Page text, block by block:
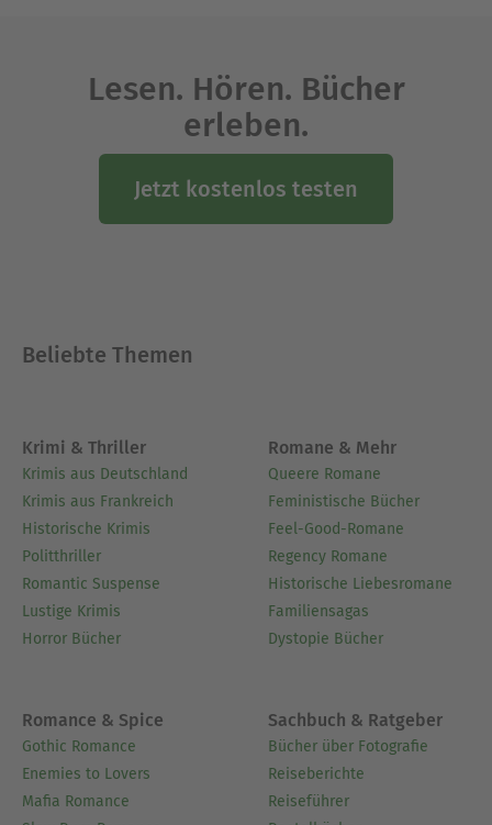
Lesen. Hören. Bücher
erleben.
Jetzt kostenlos testen
Beliebte Themen
Krimi & Thriller
Krimis aus Deutschland
Krimis aus Frankreich
Historische Krimis
Politthriller
Romantic Suspense
Lustige Krimis
Horror Bücher
Romane & Mehr
Queere Romane
Feministische Bücher
Feel-Good-Romane
Regency Romane
Historische Liebesromane
Familiensagas
Dystopie Bücher
Romance & Spice
Gothic Romance
Enemies to Lovers
Mafia Romance
Sachbuch & Ratgeber
Bücher über Fotografie
Reiseberichte
Reiseführer